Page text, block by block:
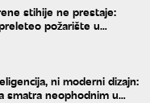
stihije ne prestaje:
požarište u
ni moderni dizajn:
smatra neophodnim u